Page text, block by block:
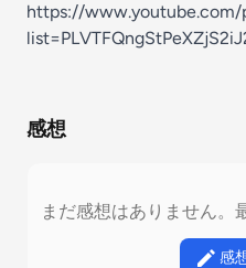
https://www.youtube.com/
感想
まだ感想はありません。
感